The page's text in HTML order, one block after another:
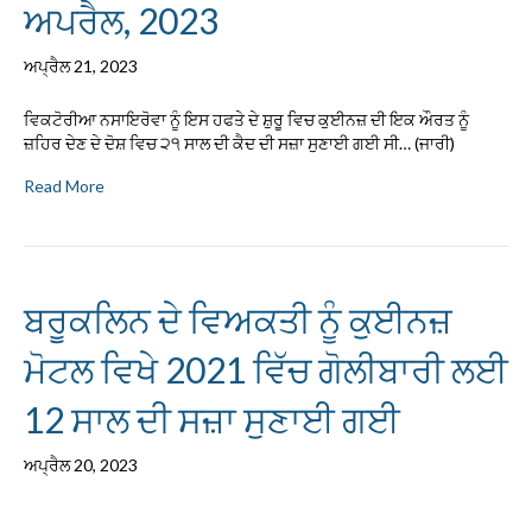
ਅਪਰੈਲ, 2023
ਅਪ੍ਰੈਲ 21, 2023
ਵਿਕਟੋਰੀਆ ਨਸਾਇਰੋਵਾ ਨੂੰ ਇਸ ਹਫਤੇ ਦੇ ਸ਼ੁਰੂ ਵਿਚ ਕੁਈਨਜ਼ ਦੀ ਇਕ ਔਰਤ ਨੂੰ
ਜ਼ਹਿਰ ਦੇਣ ਦੇ ਦੋਸ਼ ਵਿਚ ੨੧ ਸਾਲ ਦੀ ਕੈਦ ਦੀ ਸਜ਼ਾ ਸੁਣਾਈ ਗਈ ਸੀ… (ਜਾਰੀ)
Read More
ਬਰੂਕਲਿਨ ਦੇ ਵਿਅਕਤੀ ਨੂੰ ਕੁਈਨਜ਼
ਮੋਟਲ ਵਿਖੇ 2021 ਵਿੱਚ ਗੋਲੀਬਾਰੀ ਲਈ
12 ਸਾਲ ਦੀ ਸਜ਼ਾ ਸੁਣਾਈ ਗਈ
ਅਪ੍ਰੈਲ 20, 2023